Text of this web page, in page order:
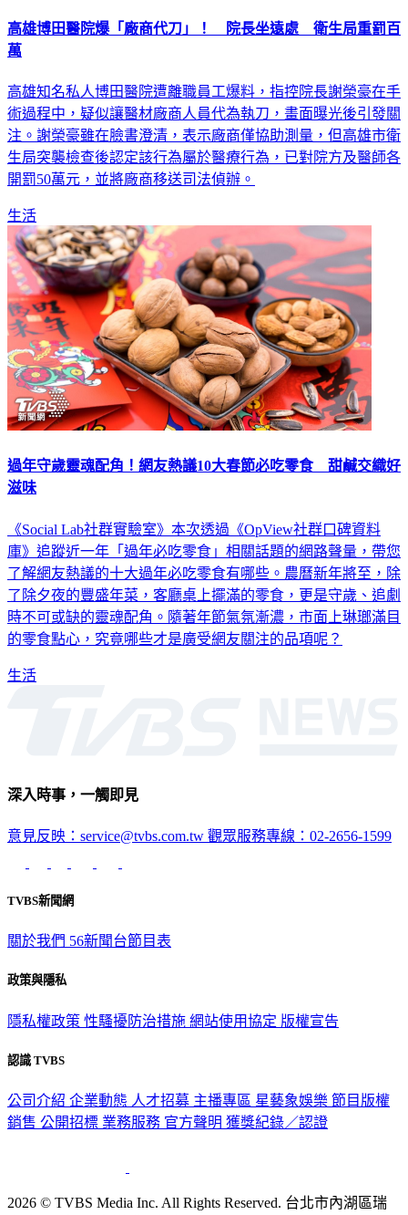
高雄博田醫院爆「廠商代刀」！ 院長坐遠處 衛生局重罰百
萬
高雄知名私人博田醫院遭離職員工爆料，指控院長謝榮豪在手
術過程中，疑似讓醫材廠商人員代為執刀，畫面曝光後引發關
注。謝榮豪雖在臉書澄清，表示廠商僅協助測量，但高雄市衛
生局突襲檢查後認定該行為屬於醫療行為，已對院方及醫師各
開罰50萬元，並將廠商移送司法偵辦。
生活
過年守歲靈魂配角！網友熱議10大春節必吃零食 甜鹹交織好
滋味
《Social Lab社群實驗室》本次透過《OpView社群口碑資料
庫》追蹤近一年「過年必吃零食」相關話題的網路聲量，帶您
了解網友熱議的十大過年必吃零食有哪些。農曆新年將至，除
了除夕夜的豐盛年菜，客廳桌上擺滿的零食，更是守歲、追劇
時不可或缺的靈魂配角。隨著年節氣氛漸濃，市面上琳瑯滿目
的零食點心，究竟哪些才是廣受網友關注的品項呢？
生活
深入時事，一觸即見
意見反映：service@tvbs.com.tw 觀眾服務專線：02-2656-1599
TVBS新聞網
關於我們 56新聞台節目表
政策與隱私
隱私權政策 性騷擾防治措施 網站使用協定 版權宣告
認識 TVBS
公司介紹 企業動態 人才招募 主播專區 星藝象娛樂 節目版權
銷售 公開招標 業務服務 官方聲明 獲獎紀錄／認證
2026 © TVBS Media Inc. All Rights Reserved. 台北市內湖區瑞